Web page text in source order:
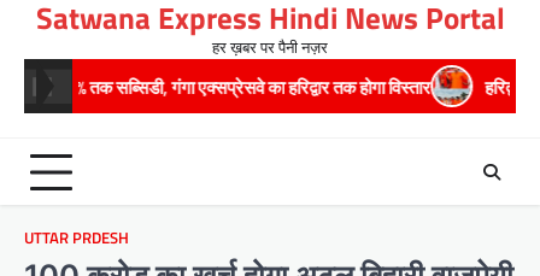
content
Satwana Express Hindi News Portal
हर ख़बर पर पैनी नज़र
गंगा एक्सप्रेसवे का हरिद्वार तक होगा विस्तार ​हरिद्वार से वीरभद्र
UTTAR PRDESH